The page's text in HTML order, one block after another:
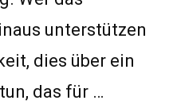
unterstützen
dies über ein
das für …